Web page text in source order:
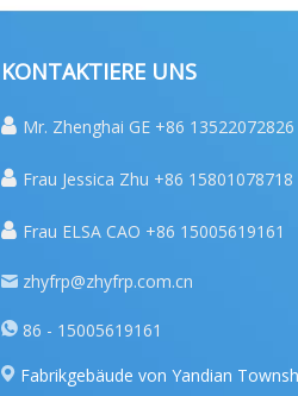
KONTAKTIERE UNS
 Mr. Zhenghai GE +86 13522072826
 Frau Jessica Zhu +86 15801078718
 Frau ELSA CAO +86 15005619161
zhyfrp@zhyfrp.com.cn
86 - 15005619161
Fabrikgebäude von Yandian